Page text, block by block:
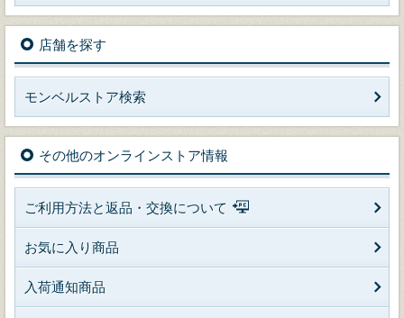
店舗を探す
モンベルストア検索
その他のオンラインストア情報
ご利用方法と返品・交換について
お気に入り商品
入荷通知商品